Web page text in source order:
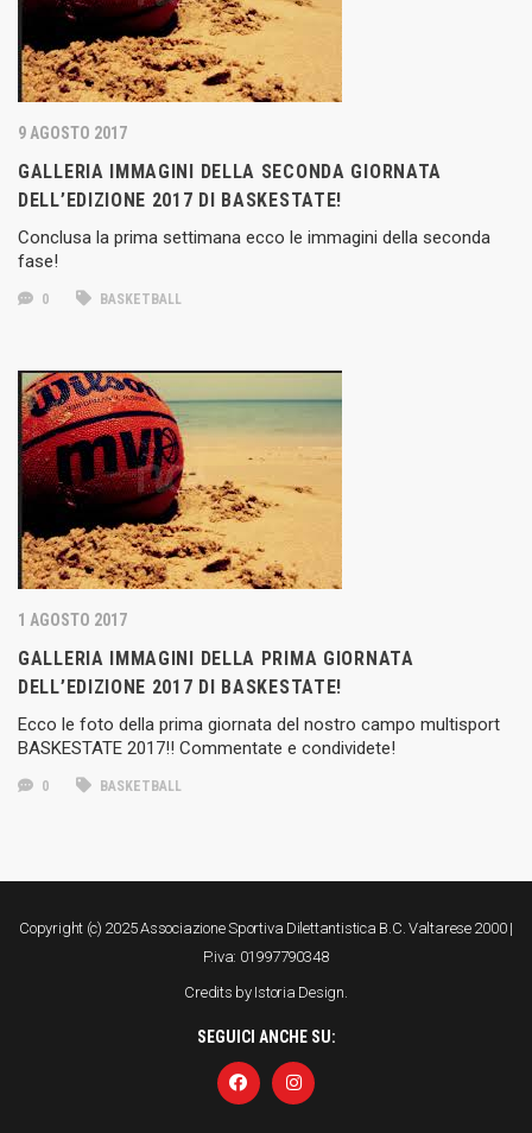
9 AGOSTO 2017
GALLERIA IMMAGINI DELLA SECONDA GIORNATA
DELL’EDIZIONE 2017 DI BASKESTATE!
Conclusa la prima settimana ecco le immagini della seconda
fase!
0 BASKETBALL
1 AGOSTO 2017
GALLERIA IMMAGINI DELLA PRIMA GIORNATA
DELL’EDIZIONE 2017 DI BASKESTATE!
Ecco le foto della prima giornata del nostro campo multisport
BASKESTATE 2017!! Commentate e condividete!
0 BASKETBALL
Copyright (c) 2025 Associazione Sportiva Dilettantistica B.C. Valtarese 2000 |
P.iva: 01997790348
Credits by Istoria Design.
SEGUICI ANCHE SU: